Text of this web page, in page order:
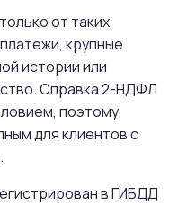
от таких
крупные
истории или
Справка 2-НДФЛ
поэтому
для клиентов с
в ГИБДД